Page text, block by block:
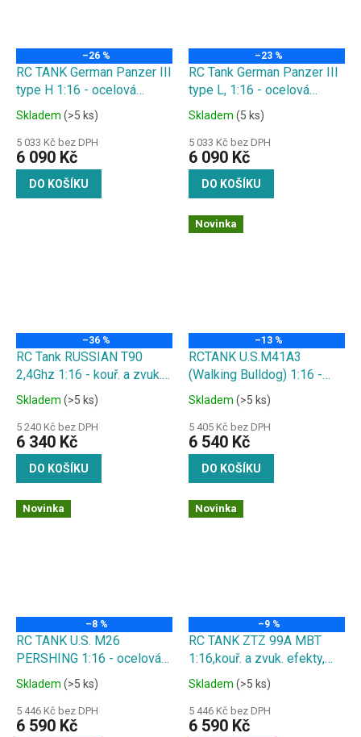
–26 %
RC TANK German Panzer III
type H 1:16 - ocelová
převodovka, kovové pásy/kryt/
kola, kouř. a zvuk. efekty,
střílí kuličky
Skladem (>5 ks)
5 033 Kč bez DPH
6 090 Kč
DO KOŠÍKU
–23 %
RC Tank German Panzer III
type L, 1:16 - ocelová
převodovka, kovový
povlak/ hnací a napínací
kola, zvuk. a kouř. efekty,
střílí kuličky
Skladem (5 ks)
5 033 Kč bez DPH
6 090 Kč
DO KOŠÍKU
–36 %
RC Tank RUSSIAN T90
2,4Ghz 1:16 - kouř. a zvuk.
efekty, střílí kuličky
Skladem (>5 ks)
5 240 Kč bez DPH
6 340 Kč
DO KOŠÍKU
Novinka
–13 %
RCTANK U.S.M41A3
(Walking Bulldog) 1:16 -
kovové pásy, ocelová
převodovka, kovové hnací
kolo, kouř. a zvuk. efekty,
střílí kuličky
Skladem (>5 ks)
5 405 Kč bez DPH
6 540 Kč
DO KOŠÍKU
Novinka
–8 %
RC TANK U.S. M26
PERSHING 1:16 - ocelová
převodovka, pásy,kovové
hnací kolo/ kryt, zvuk. a
kouř. efekty, střílí kuličky
Skladem (>5 ks)
5 446 Kč bez DPH
6 590 Kč
Novinka
–9 %
RC TANK ZTZ 99A MBT
1:16,kouř. a zvuk. efekty,
kovové převody, střílí
kuličky, 6.0 infra
Skladem (>5 ks)
5 446 Kč bez DPH
6 590 Kč